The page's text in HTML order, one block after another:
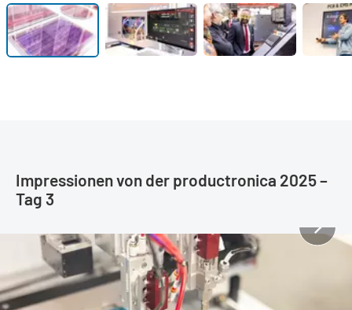
Impressionen von der productronica 2025 –
Tag 3